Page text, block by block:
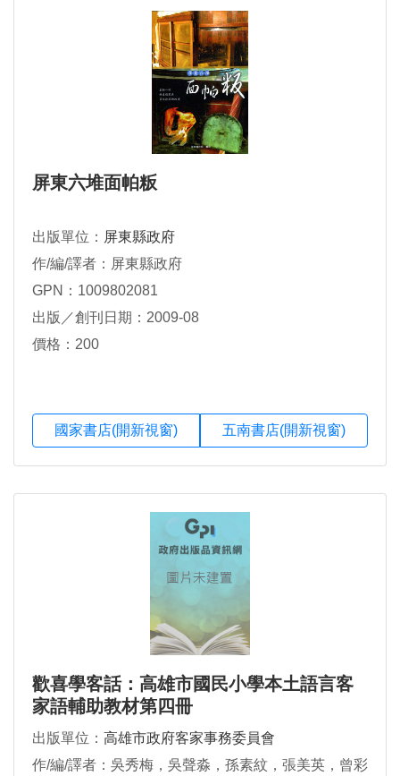
屏東六堆面帕粄
出版單位： 屏東縣政府
作/編/譯者：屏東縣政府
GPN：1009802081
出版／創刊日期：2009-08
價格：200
國家書店(開新視窗) 五南書店(開新視窗)
歡喜學客話：高雄市國民小學本土語言客
家語輔助教材第四冊
出版單位： 高雄市政府客家事務委員會
作/編/譯者：吳秀梅，吳聲淼，孫素紋，張美英，曾彩